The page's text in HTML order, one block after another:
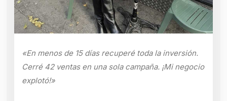
«En menos de 15 días recuperé toda la inversión.
Cerré 42 ventas en una sola campaña. ¡Mi negocio
explotó!»